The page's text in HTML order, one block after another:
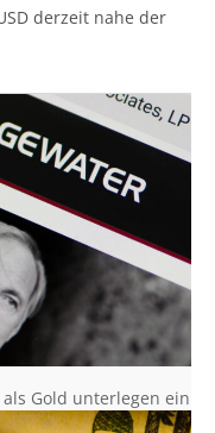
derzeit nahe der
Gold unterlegen ein